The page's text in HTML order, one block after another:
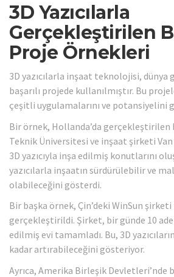
3D Yazıcılarla
Gerçekleştirilen
Proje Örnekleri
3D yazıcılarla inşaat teknolojisi, dünya
başarılı projede kullanılmıştır. Bu
çeşitli uygulamalarını ve potansiyelini
Bir örnek, Hollanda’da gerçekleştirilen
Teknik Üniversitesi ve inşaat şirketi
3D yazıcıyla inşa edilmiş konutlarını
yazıcılarla inşaatın sürdürülebilir ve
olabileceğini gösterdi.
Bir başka örnek, Çin’deki WinSun
gerçekleştirildi. Şirket, bir günde 10 adet
edilmiş evi tamamladı. Bu, 3D
kadar artırabileceğini gösteriyor.
Ayrıca, Amerika Birleşik Devletleri’nde